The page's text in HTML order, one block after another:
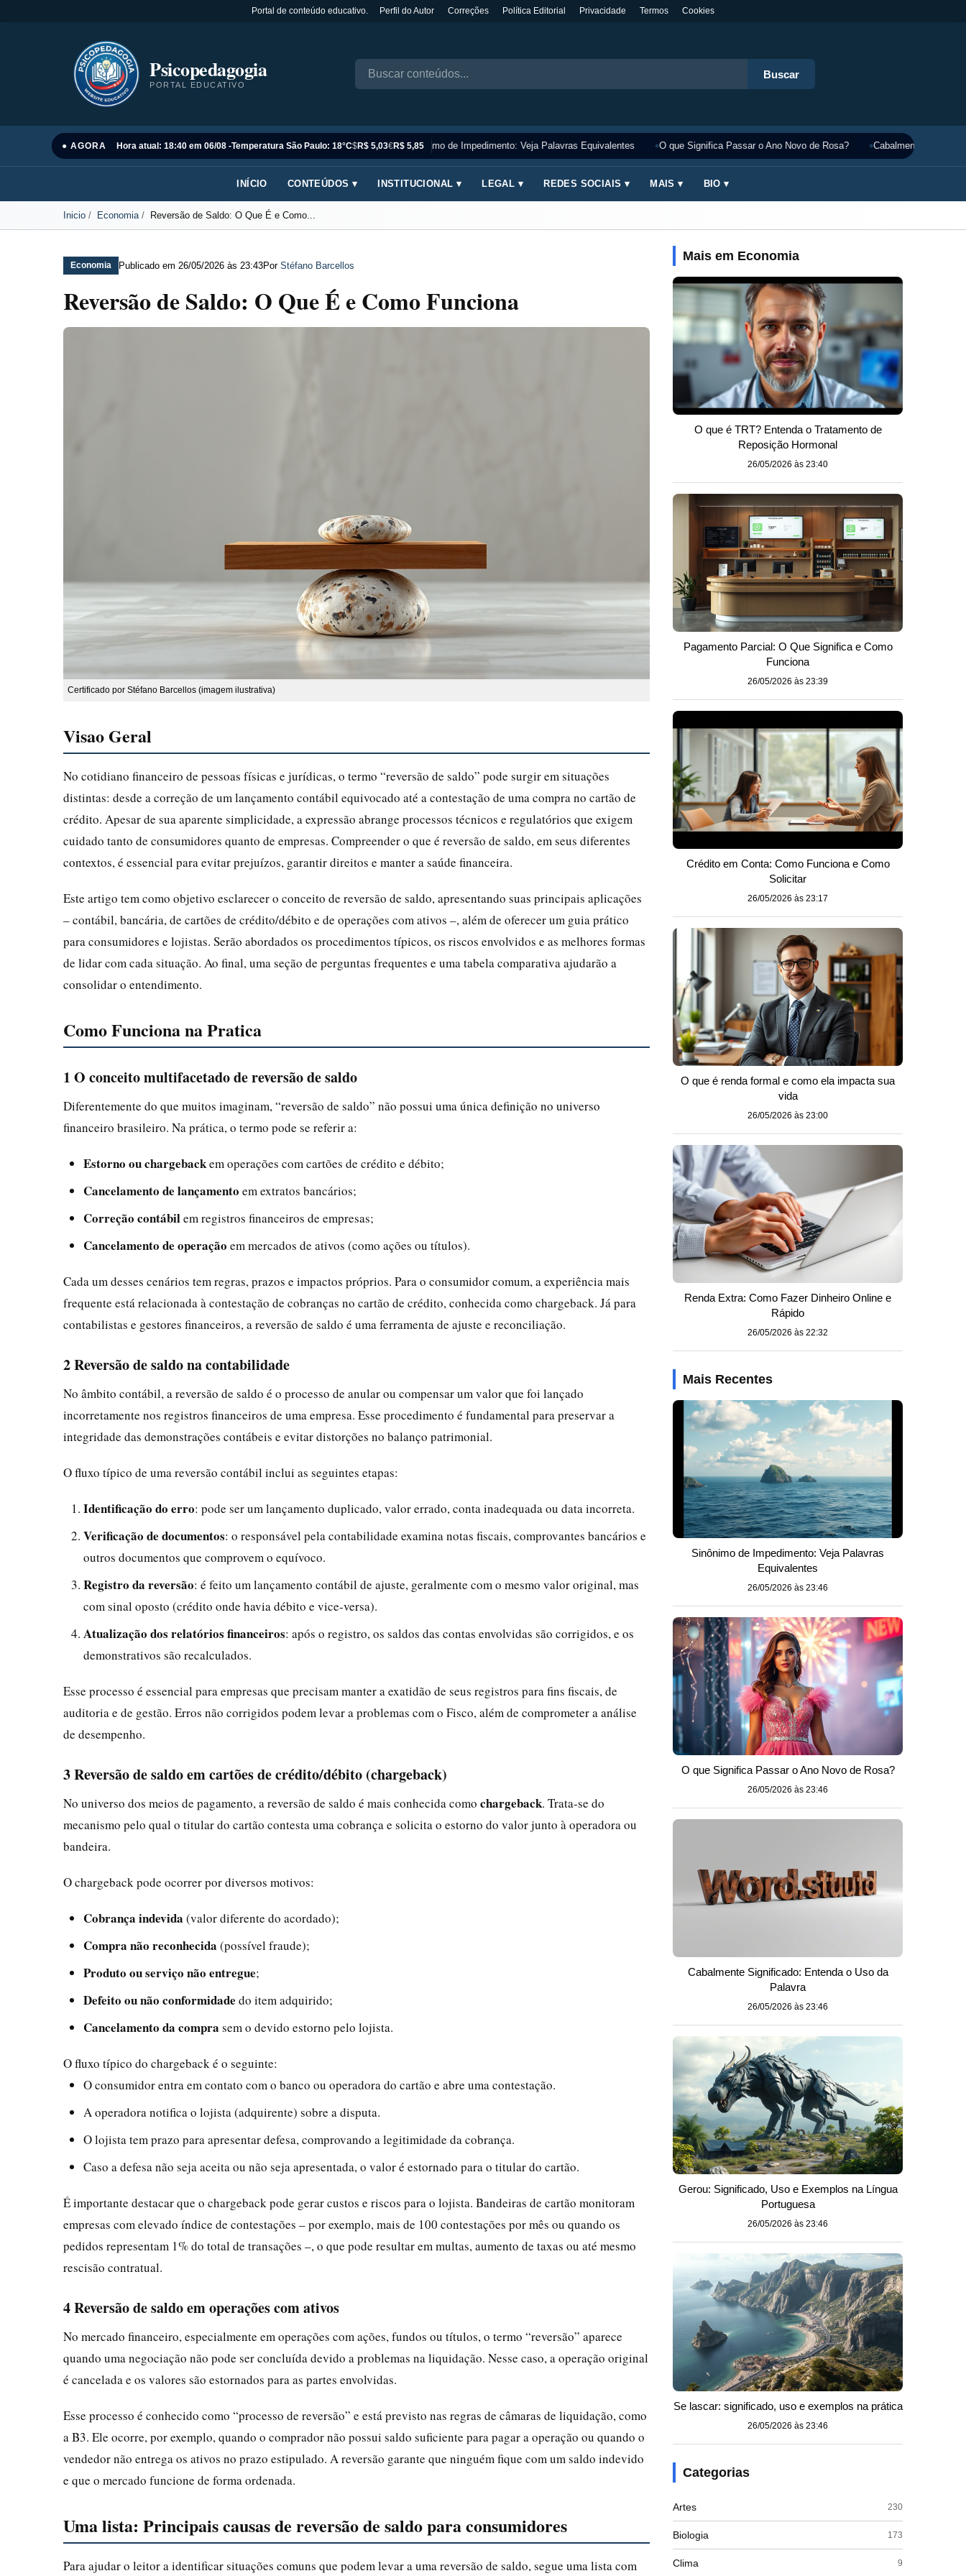
Portal de conteúdo educativo. Perfil do Autor Correções Política Editorial Privacidade Termos Cookies
Psicopedagogia
PORTAL EDUCATIVO
Buscar
● AGORA Hora atual: 18:40 em 06/08 -Temperatura São Paulo: 18°C$R$ 5,03€R$ 5,85
Sinônimo de Impedimento: Veja Palavras Equivalentes O que Significa Passar o Ano Novo de Rosa? Cabalmente
INÍCIO CONTEÚDOS ▾ INSTITUCIONAL ▾ LEGAL ▾ REDES SOCIAIS ▾ MAIS ▾ BIO ▾
Inicio Economia Reversão de Saldo: O Que É e Como...
Economia Publicado em 26/05/2026 às 23:43Por Stéfano Barcellos
Reversão de Saldo: O Que É e Como Funciona
Certificado por Stéfano Barcellos (imagem ilustrativa)
Visao Geral
No cotidiano financeiro de pessoas físicas e jurídicas, o termo “reversão de saldo” pode surgir em situações
distintas: desde a correção de um lançamento contábil equivocado até a contestação de uma compra no cartão de
crédito. Apesar de sua aparente simplicidade, a expressão abrange processos técnicos e regulatórios que exigem
cuidado tanto de consumidores quanto de empresas. Compreender o que é reversão de saldo, em seus diferentes
contextos, é essencial para evitar prejuízos, garantir direitos e manter a saúde financeira.
Este artigo tem como objetivo esclarecer o conceito de reversão de saldo, apresentando suas principais aplicações
– contábil, bancária, de cartões de crédito/débito e de operações com ativos –, além de oferecer um guia prático
para consumidores e lojistas. Serão abordados os procedimentos típicos, os riscos envolvidos e as melhores formas
de lidar com cada situação. Ao final, uma seção de perguntas frequentes e uma tabela comparativa ajudarão a
consolidar o entendimento.
Como Funciona na Pratica
1 O conceito multifacetado de reversão de saldo
Diferentemente do que muitos imaginam, “reversão de saldo” não possui uma única definição no universo
financeiro brasileiro. Na prática, o termo pode se referir a:
Estorno ou chargebackem operações com cartões de crédito e débito;
Cancelamento de lançamento em extratos bancários;
Correção contábilem registros financeiros de empresas;
Cancelamento de operação em mercados de ativos (como ações ou títulos).
Cada um desses cenários tem regras, prazos e impactos próprios. Para o consumidor comum, a experiência mais
frequente está relacionada à contestação de cobranças no cartão de crédito, conhecida como chargeback. Já para
contabilistas e gestores financeiros, a reversão de saldo é uma ferramenta de ajuste e reconciliação.
2 Reversão de saldo na contabilidade
No âmbito contábil, a reversão de saldo é o processo de anular ou compensar um valor que foi lançado
incorretamente nos registros financeiros de uma empresa. Esse procedimento é fundamental para preservar a
integridade das demonstrações contábeis e evitar distorções no balanço patrimonial.
O fluxo típico de uma reversão contábil inclui as seguintes etapas:
Identificação do erro: pode ser um lançamento duplicado, valor errado, conta inadequada ou data incorreta.
Verificação de documentos: o responsável pela contabilidade examina notas fiscais, comprovantes bancários e
outros documentos que comprovem o equívoco.
Registro da reversão: é feito um lançamento contábil de ajuste, geralmente com o mesmo valor original, mas
com sinal oposto (crédito onde havia débito e vice‑versa).
Atualização dos relatórios financeiros: após o registro, os saldos das contas envolvidas são corrigidos, e os
demonstrativos são recalculados.
Esse processo é essencial para empresas que precisam manter a exatidão de seus registros para fins fiscais, de
auditoria e de gestão. Erros não corrigidos podem levar a problemas com o Fisco, além de comprometer a análise
de desempenho.
3 Reversão de saldo em cartões de crédito/débito (chargeback)
No universo dos meios de pagamento, a reversão de saldo é mais conhecida como chargeback. Trata‑se do
mecanismo pelo qual o titular do cartão contesta uma cobrança e solicita o estorno do valor junto à operadora ou
bandeira.
O chargeback pode ocorrer por diversos motivos:
Cobrança indevida (valor diferente do acordado);
Compra não reconhecida (possível fraude);
Produto ou serviço não entregue;
Defeito ou não conformidade do item adquirido;
Cancelamento da compra sem o devido estorno pelo lojista.
O fluxo típico do chargeback é o seguinte:
O consumidor entra em contato com o banco ou operadora do cartão e abre uma contestação.
A operadora notifica o lojista (adquirente) sobre a disputa.
O lojista tem prazo para apresentar defesa, comprovando a legitimidade da cobrança.
Caso a defesa não seja aceita ou não seja apresentada, o valor é estornado para o titular do cartão.
É importante destacar que o chargeback pode gerar custos e riscos para o lojista. Bandeiras de cartão monitoram
empresas com elevado índice de contestações – por exemplo, mais de 100 contestações por mês ou quando os
pedidos representam 1% do total de transações –, o que pode resultar em multas, aumento de taxas ou até mesmo
rescisão contratual.
4 Reversão de saldo em operações com ativos
No mercado financeiro, especialmente em operações com ações, fundos ou títulos, o termo “reversão” aparece
quando uma negociação não pode ser concluída devido a problemas na liquidação. Nesse caso, a operação original
é cancelada e os valores são estornados para as partes envolvidas.
Esse processo é conhecido como “processo de reversão” e está previsto nas regras de câmaras de liquidação, como
a B3. Ele ocorre, por exemplo, quando o comprador não possui saldo suficiente para pagar a operação ou quando o
vendedor não entrega os ativos no prazo estipulado. A reversão garante que ninguém fique com um saldo indevido
e que o mercado funcione de forma ordenada.
Uma lista: Principais causas de reversão de saldo para consumidores
Para ajudar o leitor a identificar situações comuns que podem levar a uma reversão de saldo, segue uma lista com
Mais em Economia
O que é TRT? Entenda o Tratamento de
Reposição Hormonal
26/05/2026 às 23:40
Pagamento Parcial: O Que Significa e Como
Funciona
26/05/2026 às 23:39
Crédito em Conta: Como Funciona e Como
Solicitar
26/05/2026 às 23:17
O que é renda formal e como ela impacta sua
vida
26/05/2026 às 23:00
Renda Extra: Como Fazer Dinheiro Online e
Rápido
26/05/2026 às 22:32
Mais Recentes
Sinônimo de Impedimento: Veja Palavras
Equivalentes
26/05/2026 às 23:46
O que Significa Passar o Ano Novo de Rosa?
26/05/2026 às 23:46
Cabalmente Significado: Entenda o Uso da
Palavra
26/05/2026 às 23:46
Gerou: Significado, Uso e Exemplos na Língua
Portuguesa
26/05/2026 às 23:46
Se lascar: significado, uso e exemplos na prática
26/05/2026 às 23:46
Categorias
Artes 230
Biologia 173
Clima 9